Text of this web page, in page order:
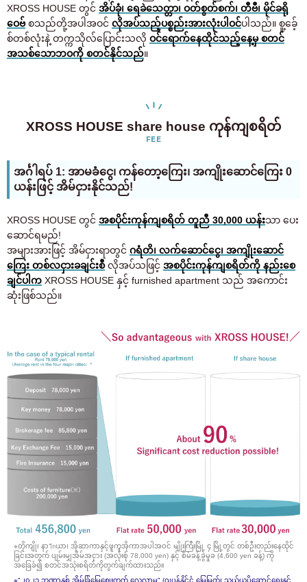
XROSS HOUSE တွင် အိပ်ခုံ၊ ရေခဲသေတ္တာ၊ ဝတ်စွတ်စက်၊ တီဗီ၊ မိုင်ခရို
ဝေဗ်စသည်တို့အပါအဝင် လိုအပ်သည့်ပစ္စည်းအားလုံးပါဝင်ပါသည်။ စူ့ခ်ေ့
စ်တစ်လုံးနဲ့ တက္ကသိုလ်ပြောင်းသလို ဝင်ရောက်နေထိုင်သည့်နေ့မှ စတင်
အသစ်သောဘဝကို စတင်နိုင်သည်။
XROSS HOUSE share house ကုန်ကျစရိတ်
FEE
အင်္ဂါရပ် 1: အာမခံငွေ၊ ကန်တော့ကြေး၊ အကျိုးဆောင်ကြေး 0
ယန်းဖြင့် အိမ်ငှားနိုင်သည်!
XROSS HOUSE တွင် အစပိုင်းကုန်ကျစရိတ် တူညီ 30,000 ယန်းသာ ပေး
ဆောင်ရမည်!
အများအားဖြင့် အိမ်ငှားရာတွင် ဂရံတိ၊ လက်ဆောင်ငွေ၊ အကျိုးဆောင်
ကြေး တစ်လငှားခချင်းစီလိုအပ်သဖြင့် အစပိုင်းကုန်ကျစရိတ်ကို နည်းစေ
ချင်ပါက XROSS HOUSE နှင့် furnished apartment သည် အကောင်း
ဆုံးဖြစ်သည်။
※တိုကျို၊ နာโกယာ၊ အိုဆာကာနှင့်ဖူကူအိုကာအပါအဝင် မျိုးကြီးမြို့ ၄ မြို့တွင် တစ်ဦးတည်းနေထိုင်
ခြင်းအတွက် ပျမ်းမျှအိမ်အငှား (အလုံးစုံ 78,000 yen) နှင့် စီမံခန့်ခွဲမှုခ (4,600 yen ခန့်) ကို
အခြေခံ၍ စတင်အသုံးစရိတ်ကိုတွက်ချက်ထားသည်။
※"၂၀၂၃ ဘဏ္ဍာနှစ် အိမ်ခြံမြေဈေးကွက် လေ့လာမှု" (ဂျပန်နိုင်ငံ မြေမြက်၊ သယ်ယူပို့ဆောင်ရေးနှင့်